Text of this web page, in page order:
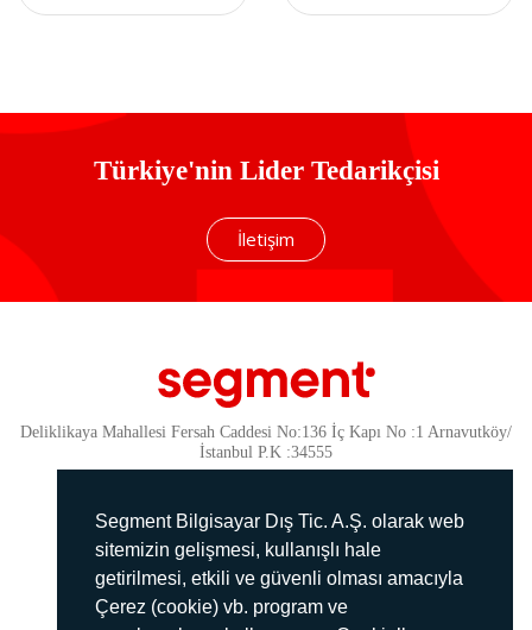
Segment Bilgisayar Dış Tic. A.Ş. olarak web
sitemizin gelişmesi, kullanışlı hale
getirilmesi, etkili ve güvenli olması amacıyla
Çerez (cookie) vb. program ve
Telefon Tutucu
Türkiye'nin Lider Tedarikçisi
İletişim
Deliklikaya Mahallesi Fersah Caddesi No:136 İç Kapı No :1 Arnavutköy/
İstanbul P.K :34555
Güvenlik
KVKK Politikamız
Gizlilik Politikamız
Aydınlatma Metni
İmha Politikası